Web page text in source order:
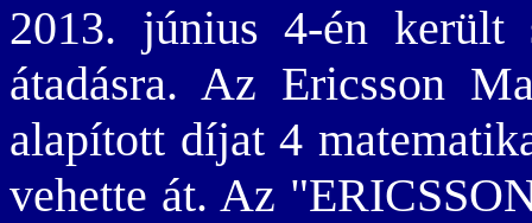
2013. június 4-én
átadásra. Az Ericsson
alapított díjat 4
vehette át. Az